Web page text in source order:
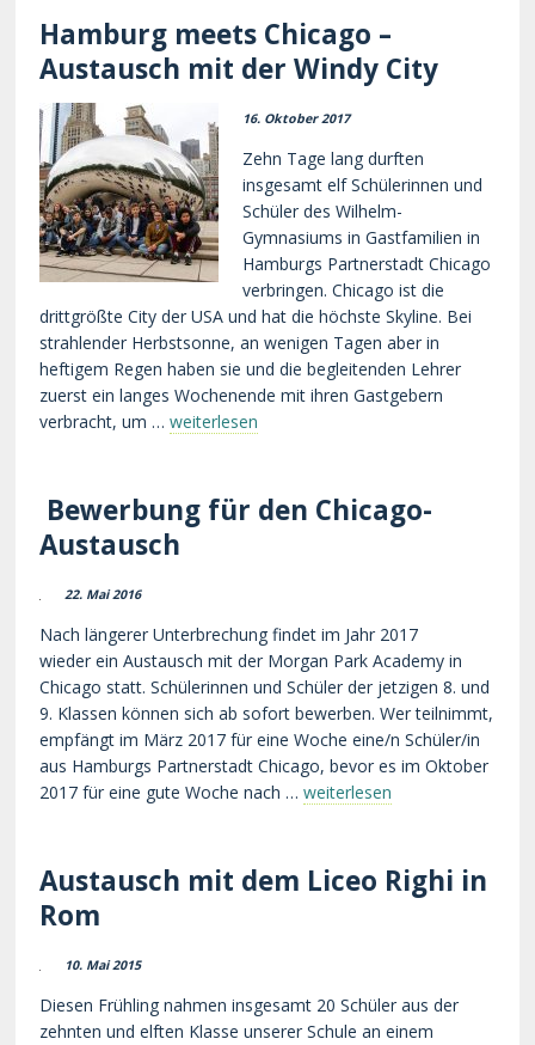
Hamburg meets Chicago –
Austausch mit der Windy City
16. Oktober 2017
Zehn Tage lang durften
insgesamt elf Schülerinnen und
Schüler des Wilhelm-
Gymnasiums in Gastfamilien in
Hamburgs Partnerstadt Chicago
verbringen. Chicago ist die
drittgrößte City der USA und hat die höchste Skyline. Bei
strahlender Herbstsonne, an wenigen Tagen aber in
heftigem Regen haben sie und die begleitenden Lehrer
zuerst ein langes Wochenende mit ihren Gastgebern
verbracht, um …weiterlesen
Bewerbung für den Chicago-
Austausch
22. Mai 2016
Nach längerer Unterbrechung findet im Jahr 2017
wieder ein Austausch mit der Morgan Park Academy in
Chicago statt. Schülerinnen und Schüler der jetzigen 8. und
9. Klassen können sich ab sofort bewerben. Wer teilnimmt,
empfängt im März 2017 für eine Woche eine/n Schüler/in
aus Hamburgs Partnerstadt Chicago, bevor es im Oktober
2017 für eine gute Woche nach …weiterlesen
Austausch mit dem Liceo Righi in
Rom
10. Mai 2015
Diesen Frühling nahmen insgesamt 20 Schüler aus der
zehnten und elften Klasse unserer Schule an einem